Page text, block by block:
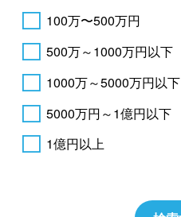
100万〜500万円
500万～1000万円以下
1000万～5000万円以下
5000万円～1億円以下
1億円以上